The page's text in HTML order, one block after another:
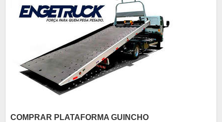
COMPRAR PLATAFORMA GUINCHO